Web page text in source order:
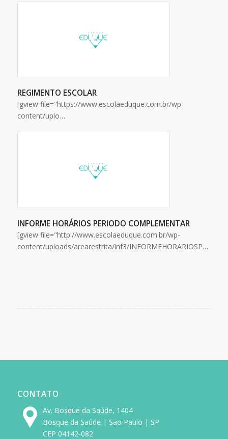
REGIMENTO ESCOLAR
[gview file="https://www.escolaeduque.com.br/wp-
content/uplo…
INFORME HORÁRIOS PERIODO COMPLEMENTAR
[gview file="http://www.escolaeduque.com.br/wp-
content/uploads/arearestrita/inf3/INFORMEHORARIOSPERIODOCOMPLEMENTAR.pdf"…
CONTATO
Av. Bosque da Saúde, 1404
Bosque da Saúde | São Paulo | SP
CEP 04142-082